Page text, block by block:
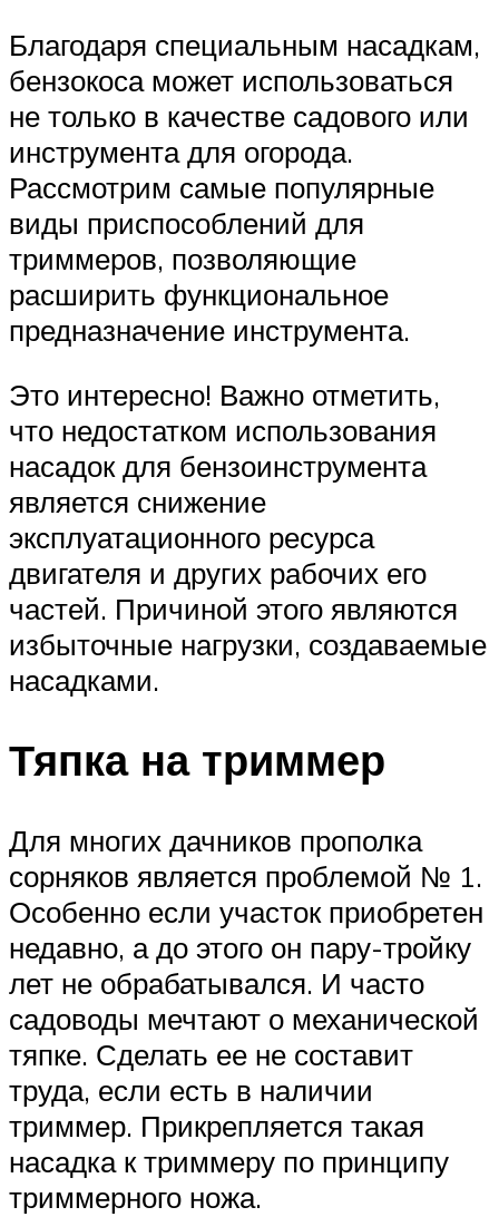
Благодаря специальным насадкам,
бензокоса может использоваться
не только в качестве садового или
инструмента для огорода.
Рассмотрим самые популярные
виды приспособлений для
триммеров, позволяющие
расширить функциональное
предназначение инструмента.
Это интересно! Важно отметить,
что недостатком использования
насадок для бензоинструмента
является снижение
эксплуатационного ресурса
двигателя и других рабочих его
частей. Причиной этого являются
избыточные нагрузки, создаваемые
насадками.
Тяпка на триммер
Для многих дачников прополка
сорняков является проблемой № 1.
Особенно если участок приобретен
недавно, а до этого он пару-тройку
лет не обрабатывался. И часто
садоводы мечтают о механической
тяпке. Сделать ее не составит
труда, если есть в наличии
триммер. Прикрепляется такая
насадка к триммеру по принципу
триммерного ножа.